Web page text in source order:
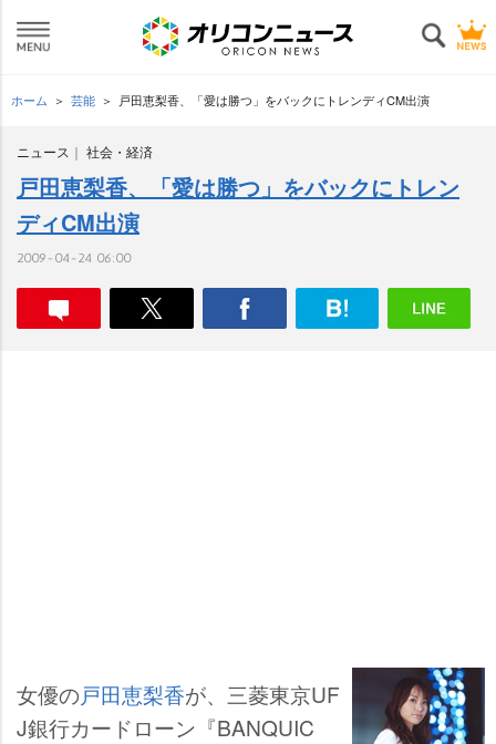
ホーム 芸能 戸田恵梨香、「愛は勝つ」をバックにトレンディCM出演
ニュース 社会・経済
戸田恵梨香、「愛は勝つ」をバックにトレン
ディCM出演
2009-04-24 06:00
女優の戸田恵梨香が、三菱東京UF
J銀行カードローン『BANQUIC